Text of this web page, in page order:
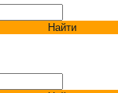
Найти